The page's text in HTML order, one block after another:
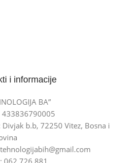
i informacije
BA”
433836790005
Divjak b.b, 72250 Vitez, Bosna i